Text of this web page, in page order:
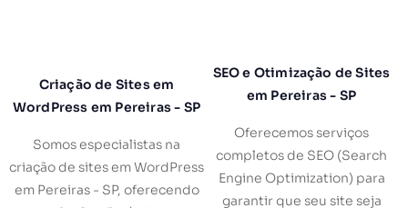
Criação de Sites em
WordPress em Pereiras - SP
Somos especialistas na
criação de sites em WordPress
em Pereiras - SP, oferecendo
SEO e Otimização de Sites
em Pereiras - SP
Oferecemos serviços
completos de SEO (Search
Engine Optimization) para
garantir que seu site seja